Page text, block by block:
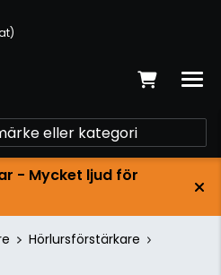
- Mycket ljud för
Hörlursförstärkare